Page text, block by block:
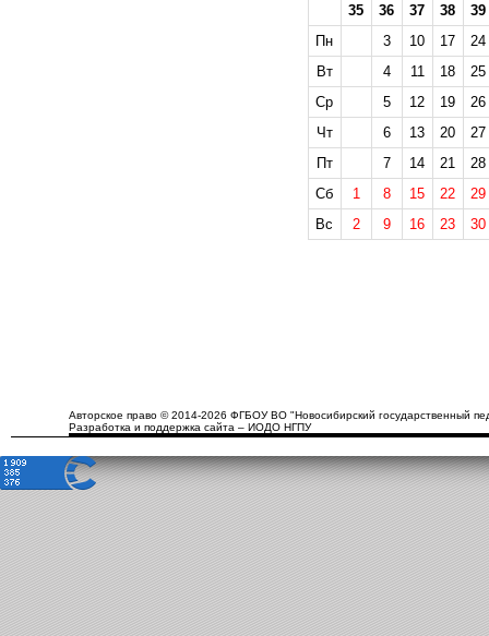
35 36 37 38
39
Пн
3 10 17
24
Вт
4 11 18
25
Ср
5 12 19
26
Чт
6 13 20
27
Пт
7 14 21
28
Сб
1 8 15 22
29
Вс
2 9 16 23 30
Авторское право © 2014-2026 ФГБОУ ВО "Новосибирский государственный
Разработка и поддержка сайта – ИОДО НГПУ